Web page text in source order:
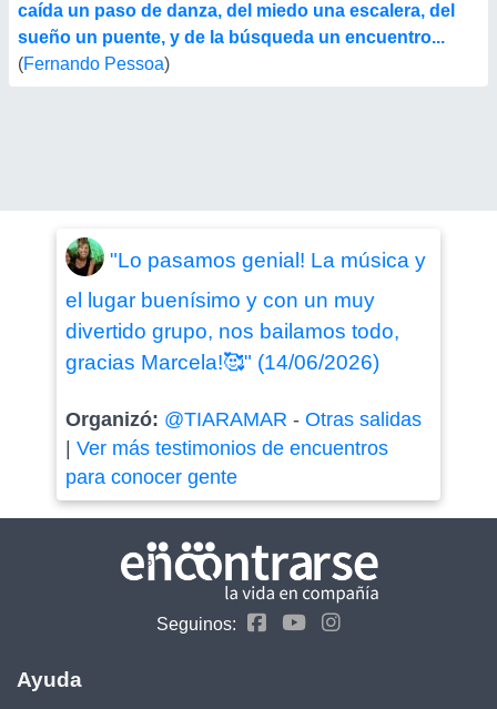
caída un paso de danza, del miedo una escalera, del
sueño un puente, y de la búsqueda un encuentro...
(Fernando Pessoa)
"Lo pasamos genial! La música y
el lugar buenísimo y con un muy
divertido grupo, nos bailamos todo,
gracias Marcela!🥰" (14/06/2026)
Organizó: @TIARAMAR - Otras salidas
Ver más testimonios de encuentros
para conocer gente
Seguinos:
Ayuda